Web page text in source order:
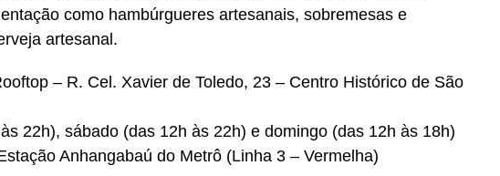
como hambúrgueres artesanais, sobremesas e
artesanal.
– R. Cel. Xavier de Toledo, 23 – Centro Histórico de São
22h), sábado (das 12h às 22h) e domingo (das 12h às 18h)
Anhangabaú do Metrô (Linha 3 – Vermelha)